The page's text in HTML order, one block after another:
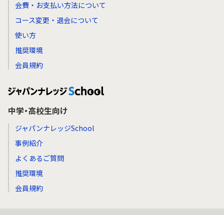
会費・お支払い方法について
コース変更・退会について
使い方
推奨環境
会員規約
中学・高校生向け
ジャパンナレッジSchool
事例紹介
よくあるご質問
推奨環境
会員規約